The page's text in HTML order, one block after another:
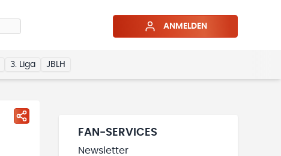
ANMELDEN
3. Liga JBLH
FAN-SERVICES
Newsletter